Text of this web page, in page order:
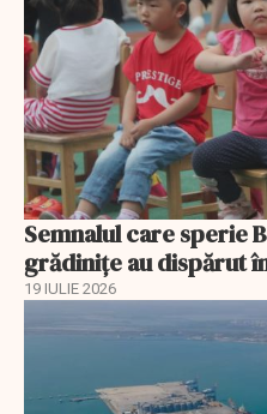
Semnalul care sperie
grădinițe au dispărut
19 IULIE 2026